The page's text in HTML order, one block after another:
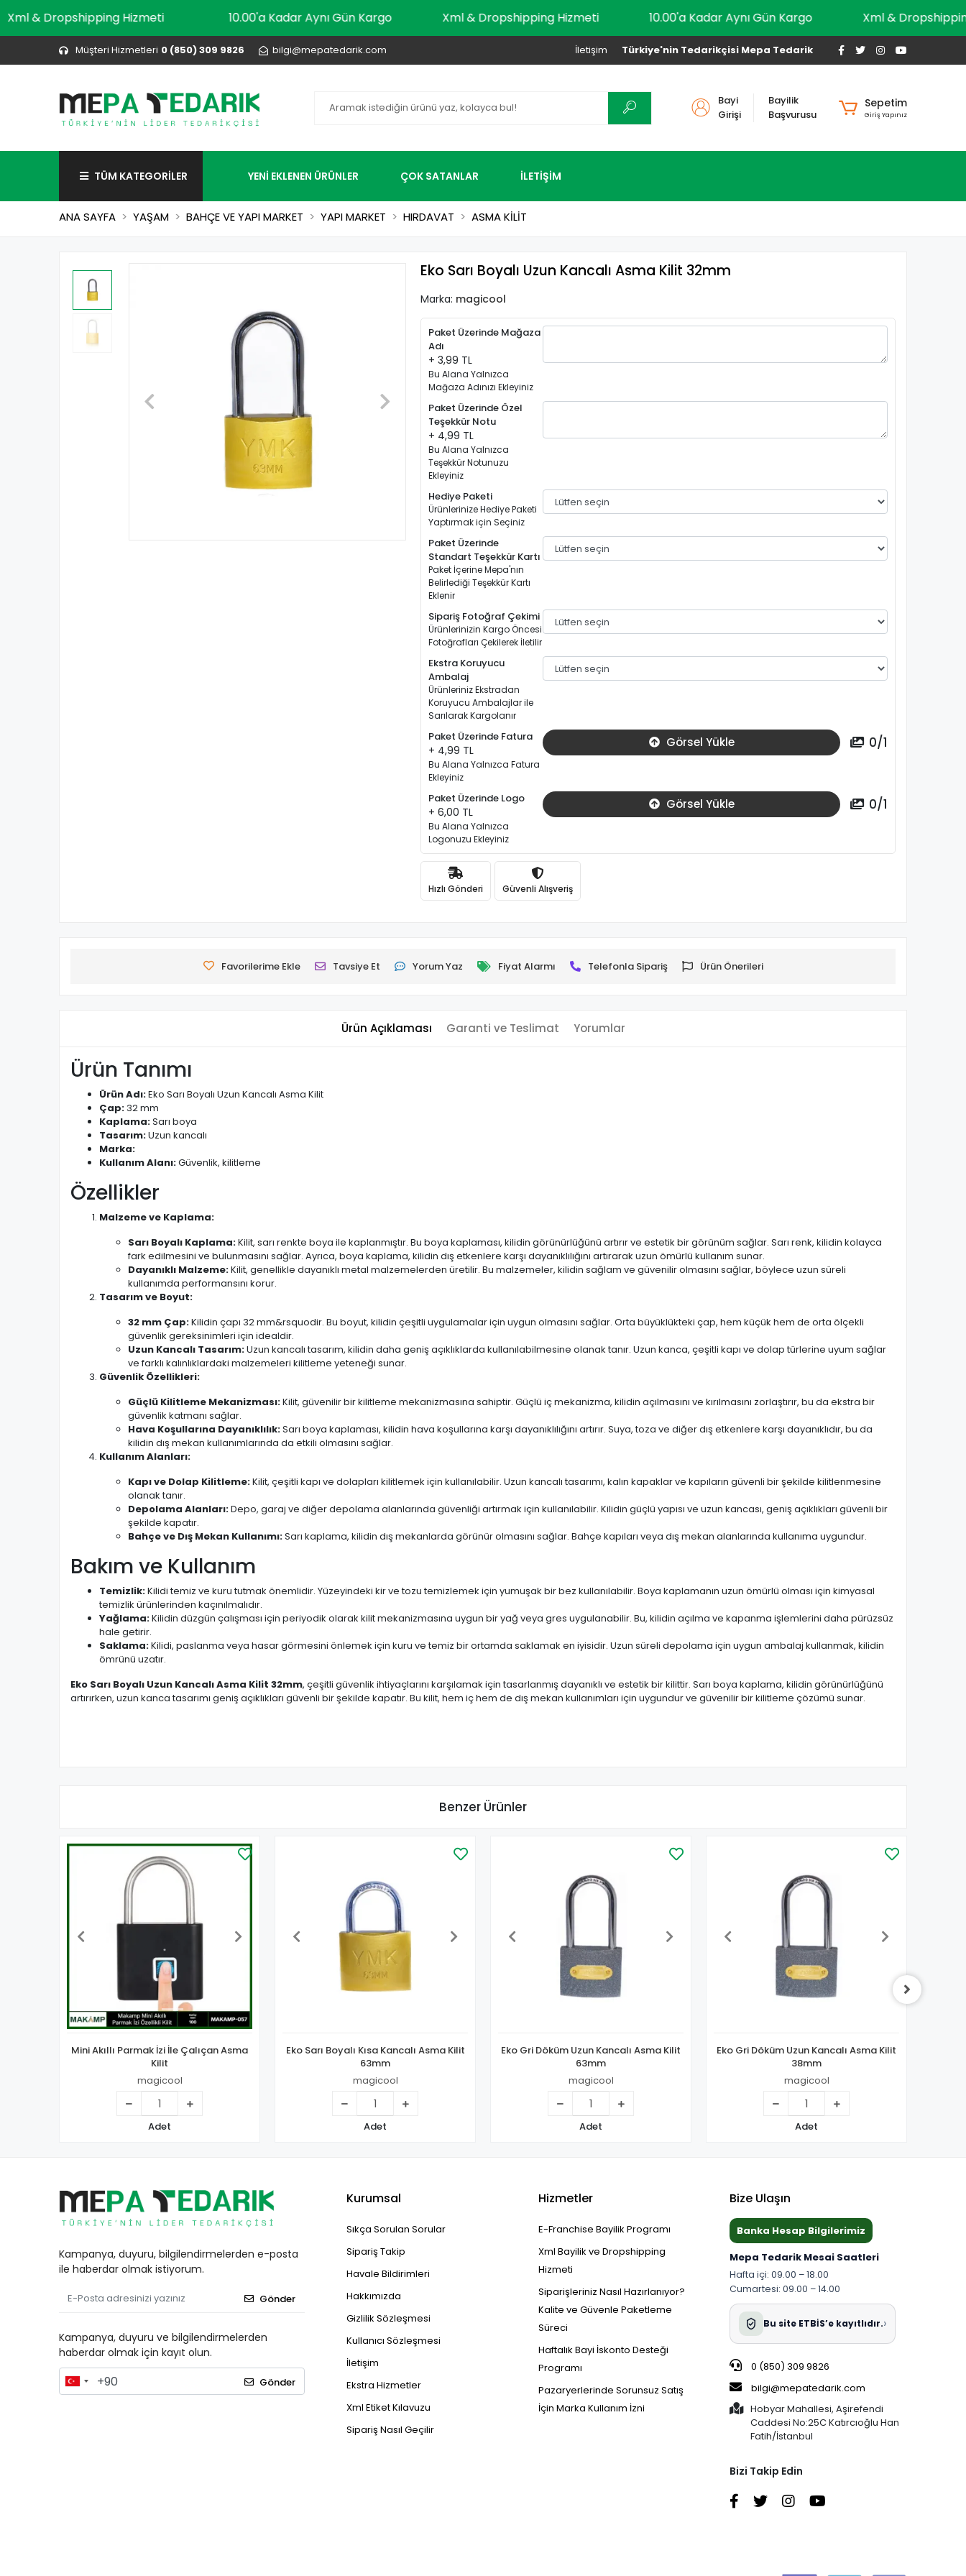
Xml & Dropshipping Hizmeti 10.00'a Kadar Aynı Gün Kargo Xml & Dropshipping Hizmeti 10.00'a Kadar Aynı Gün Kargo Xml &
Müşteri Hizmetleri 0 (850) 309 9826 bilgi@mepatedarik.com Türkiye'nin Tedarikçisi Mepa Tedarik
İletişim
Bayi
Girişi
Bayilik
Başvurusu
Sepetim
Giriş Yapınız
TÜM KATEGORİLER YENİ EKLENEN ÜRÜNLER ÇOK SATANLAR İLETİŞİM
ANA SAYFA YAŞAM BAHÇE VE YAPI MARKET YAPI MARKET HIRDAVAT ASMA KİLİT
Eko Sarı Boyalı Uzun Kancalı Asma Kilit 32mm
Marka: magicool
Paket Üzerinde Mağaza
Adı
+ 3,99 TL
Bu Alana Yalnızca
Mağaza Adınızı Ekleyiniz
Paket Üzerinde Özel
Teşekkür Notu
+ 4,99 TL
Bu Alana Yalnızca
Teşekkür Notunuzu
Ekleyiniz
Hediye Paketi
Ürünlerinize Hediye Paketi
Yaptırmak için Seçiniz
Paket Üzerinde
Standart Teşekkür Kartı
Paket İçerine Mepa'nın
Belirlediği Teşekkür Kartı
Eklenir
Sipariş Fotoğraf Çekimi
Ürünlerinizin Kargo Öncesi
Fotoğrafları Çekilerek İletilir
Ekstra Koruyucu
Ambalaj
Ürünleriniz Ekstradan
Koruyucu Ambalajlar ile
Sarılarak Kargolanır
Paket Üzerinde Fatura
+ 4,99 TL
Bu Alana Yalnızca Fatura
Ekleyiniz
Görsel Yükle 0/1
Paket Üzerinde Logo
+ 6,00 TL
Bu Alana Yalnızca
Logonuzu Ekleyiniz
Görsel Yükle 0/1
Hızlı Gönderi Güvenli Alışveriş
Favorilerime Ekle Tavsiye Et Yorum Yaz Fiyat Alarmı Telefonla Sipariş Ürün Önerileri
Ürün Açıklaması Garanti ve Teslimat Yorumlar
Ürün Tanımı
Ürün Adı:Eko Sarı Boyalı Uzun Kancalı Asma Kilit
Çap:32 mm
Kaplama:Sarı boya
Tasarım:Uzun kancalı
Marka:
Kullanım Alanı:Güvenlik, kilitleme
Özellikler
Malzeme ve Kaplama:
Sarı Boyalı Kaplama:Kilit, sarı renkte boya ile kaplanmıştır. Bu boya kaplaması, kilidin görünürlüğünü artırır ve estetik bir görünüm sağlar. Sarı renk, kilidin kolayca
fark edilmesini ve bulunmasını sağlar. Ayrıca, boya kaplama, kilidin dış etkenlere karşı dayanıklılığını artırarak uzun ömürlü kullanım sunar.
Dayanıklı Malzeme:Kilit, genellikle dayanıklı metal malzemelerden üretilir. Bu malzemeler, kilidin sağlam ve güvenilir olmasını sağlar, böylece uzun süreli
kullanımda performansını korur.
Tasarım ve Boyut:
32 mm Çap:Kilidin çapı 32 mm&rsquodir. Bu boyut, kilidin çeşitli uygulamalar için uygun olmasını sağlar. Orta büyüklükteki çap, hem küçük hem de orta ölçekli
güvenlik gereksinimleri için idealdir.
Uzun Kancalı Tasarım:Uzun kancalı tasarım, kilidin daha geniş açıklıklarda kullanılabilmesine olanak tanır. Uzun kanca, çeşitli kapı ve dolap türlerine uyum sağlar
ve farklı kalınlıklardaki malzemeleri kilitleme yeteneği sunar.
Güvenlik Özellikleri:
Güçlü Kilitleme Mekanizması:Kilit, güvenilir bir kilitleme mekanizmasına sahiptir. Güçlü iç mekanizma, kilidin açılmasını ve kırılmasını zorlaştırır, bu da ekstra bir
güvenlik katmanı sağlar.
Hava Koşullarına Dayanıklılık:Sarı boya kaplaması, kilidin hava koşullarına karşı dayanıklılığını artırır. Suya, toza ve diğer dış etkenlere karşı dayanıklıdır, bu da
kilidin dış mekan kullanımlarında da etkili olmasını sağlar.
Kullanım Alanları:
Kapı ve Dolap Kilitleme:Kilit, çeşitli kapı ve dolapları kilitlemek için kullanılabilir. Uzun kancalı tasarımı, kalın kapaklar ve kapıların güvenli bir şekilde kilitlenmesine
olanak tanır.
Depolama Alanları:Depo, garaj ve diğer depolama alanlarında güvenliği artırmak için kullanılabilir. Kilidin güçlü yapısı ve uzun kancası, geniş açıklıkları güvenli bir
şekilde kapatır.
Bahçe ve Dış Mekan Kullanımı:Sarı kaplama, kilidin dış mekanlarda görünür olmasını sağlar. Bahçe kapıları veya dış mekan alanlarında kullanıma uygundur.
Bakım ve Kullanım
Temizlik:Kilidi temiz ve kuru tutmak önemlidir. Yüzeyindeki kir ve tozu temizlemek için yumuşak bir bez kullanılabilir. Boya kaplamanın uzun ömürlü olması için kimyasal
temizlik ürünlerinden kaçınılmalıdır.
Yağlama:Kilidin düzgün çalışması için periyodik olarak kilit mekanizmasına uygun bir yağ veya gres uygulanabilir. Bu, kilidin açılma ve kapanma işlemlerini daha pürüzsüz
hale getirir.
Saklama:Kilidi, paslanma veya hasar görmesini önlemek için kuru ve temiz bir ortamda saklamak en iyisidir. Uzun süreli depolama için uygun ambalaj kullanmak, kilidin
ömrünü uzatır.
Eko Sarı Boyalı Uzun Kancalı Asma Kilit 32mm, çeşitli güvenlik ihtiyaçlarını karşılamak için tasarlanmış dayanıklı ve estetik bir kilittir. Sarı boya kaplama, kilidin görünürlüğünü
artırırken, uzun kanca tasarımı geniş açıklıkları güvenli bir şekilde kapatır. Bu kilit, hem iç hem de dış mekan kullanımları için uygundur ve güvenilir bir kilitleme çözümü sunar.
Benzer Ürünler
Mini Akıllı Parmak İzi İle Çalıçan Asma
Kilit
magicool
Adet
Eko Sarı Boyalı Kısa Kancalı Asma Kilit
63mm
magicool
Adet
Eko Gri Döküm Uzun Kancalı Asma Kilit
63mm
magicool
Adet
Eko Gri Döküm Uzun Kancalı Asma Kilit
38mm
magicool
Adet
Kampanya, duyuru, bilgilendirmelerden e-posta
ile haberdar olmak istiyorum.
Gönder
Kampanya, duyuru ve bilgilendirmelerden
haberdar olmak için kayıt olun.
Gönder
Kurumsal
Sıkça Sorulan Sorular
Sipariş Takip
Havale Bildirimleri
Hakkımızda
Gizlilik Sözleşmesi
Kullanıcı Sözleşmesi
İletişim
Ekstra Hizmetler
Xml Etiket Kılavuzu
Sipariş Nasıl Geçilir
Hizmetler
E-Franchise Bayilik Programı
Xml Bayilik ve Dropshipping
Hizmeti
Siparişleriniz Nasıl Hazırlanıyor?
Kalite ve Güvenle Paketleme
Süreci
Haftalık Bayi İskonto Desteği
Programı
Pazaryerlerinde Sorunsuz Satış
İçin Marka Kullanım İzni
Bize Ulaşın
Banka Hesap Bilgilerimiz
Mepa Tedarik Mesai Saatleri
Hafta içi: 09.00 – 18.00
Cumartesi: 09.00 – 14.00
Bu site ETBİS’e kayıtlıdır.›
0 (850) 309 9826
bilgi@mepatedarik.com
Hobyar Mahallesi, Aşirefendi
Caddesi No:25C Katırcıoğlu Han
Fatih/İstanbul
Bizi Takip Edin